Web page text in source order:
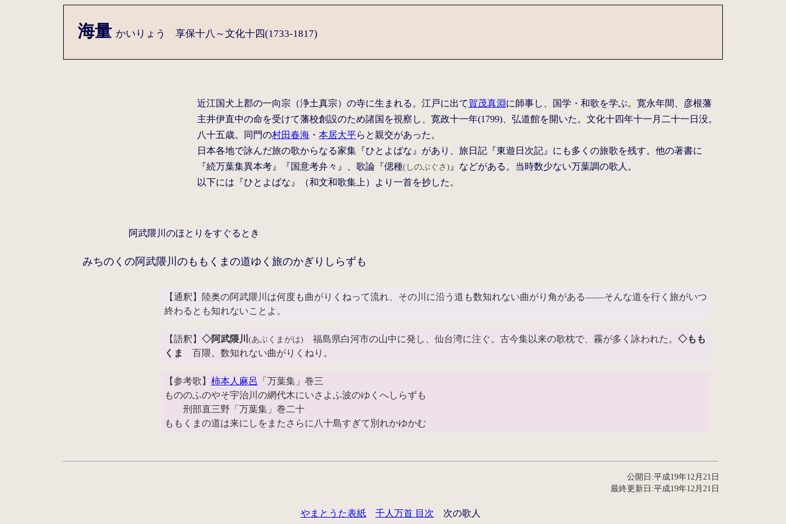
海量 かいりょう 享保十八～文化十四(1733-1817)
近江国犬上郡の一向宗（浄土真宗）の寺に生まれる。江戸に出て賀茂真淵に師事し、国学・和歌を学ぶ。寛永年間、彦根藩
主井伊直中の命を受けて藩校創設のため諸国を視察し、寛政十一年(1799)、弘道館を開いた。文化十四年十一月二十一日没。
八十五歳。同門の村田春海 ・本居大平らと親交があった。
日本各地で詠んだ旅の歌からなる家集『ひとよばな』があり、旅日記『東遊日次記』にも多くの旅歌を残す。他の著書に
『続万葉集異本考』『国意考弁々』、歌論『偲種(しのぶぐさ) 』などがある。当時数少ない万葉調の歌人。
以下には『ひとよばな』（和文和歌集上）より一首を抄した。
阿武隈川のほとりをすぐるとき
みちのくの阿武隈川のももくまの道ゆく旅のかぎりしらずも
【通釈】陸奥の阿武隈川は何度も曲がりくねって流れ、その川に沿う道も数知れない曲がり角がある――そんな道を行く旅がいつ
終わるとも知れないことよ。
【語釈】 ◇阿武隈川 (あぶくまがは) 福島県白河市の山中に発し、仙台湾に注ぐ。古今集以来の歌枕で、霧が多く詠われた。 ◇もも
くま
百隈。数知れない曲がりくねり。
【参考歌】 柿本人麻呂
「万葉集」巻三
もののふのやそ宇治川の網代木にいさよふ波のゆくへしらずも
刑部直三野「万葉集」巻二十
ももくまの道は来にしをまたさらに八十島すぎて別れかゆかむ
公開日:平成19年12月21日
最終更新日:平成19年12月21日
やまとうた表紙 千人万首 目次 次の歌人